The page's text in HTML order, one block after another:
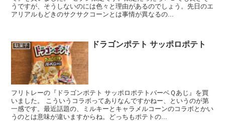
うですが、そうしないのには色々と理由があるのでしょう。先日のエ
アリアルもどきのサクサクコーンとは事情が異なるの...
駄菓子 ドラゴンポテト サッポロポテト
フリトレーの『ドラゴンポテト サッポロポテトバーベＱあじ』を買
いました。 こういうコラボってありなんですかねー、というのが第
一感です。最近話題の、ミルキーとキャラメルコーンのコラボとかい
うのとは意味が違いますからね。どっちもポテトの...